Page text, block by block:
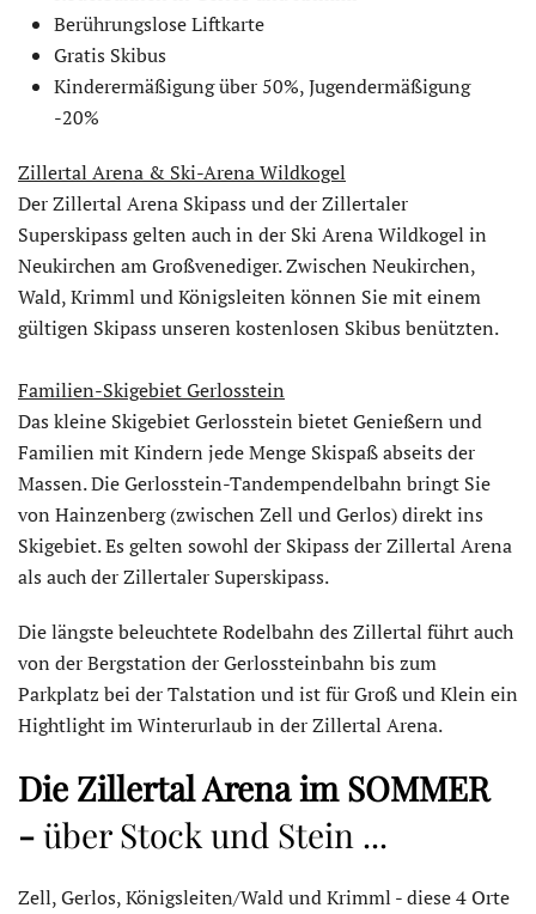
Berührungslose Liftkarte
Gratis Skibus
Kinderermäßigung über 50%, Jugendermäßigung
-20%
Zillertal Arena & Ski-Arena Wildkogel
Der Zillertal Arena Skipass und der Zillertaler
Superskipass gelten auch in der Ski Arena Wildkogel in
Neukirchen am Großvenediger. Zwischen Neukirchen,
Wald, Krimml und Königsleiten können Sie mit einem
gültigen Skipass unseren kostenlosen Skibus benützten.
Familien-Skigebiet Gerlosstein
Das kleine Skigebiet Gerlosstein bietet Genießern und
Familien mit Kindern jede Menge Skispaß abseits der
Massen. Die Gerlosstein-Tandempendelbahn bringt Sie
von Hainzenberg (zwischen Zell und Gerlos) direkt ins
Skigebiet. Es gelten sowohl der Skipass der Zillertal Arena
als auch der Zillertaler Superskipass.
Die längste beleuchtete Rodelbahn des Zillertal führt auch
von der Bergstation der Gerlossteinbahn bis zum
Parkplatz bei der Talstation und ist für Groß und Klein ein
Hightlight im Winterurlaub in der Zillertal Arena.
Die Zillertal Arena im SOMMER
-über Stock und Stein ...
Zell, Gerlos, Königsleiten/Wald und Krimml - diese 4 Orte